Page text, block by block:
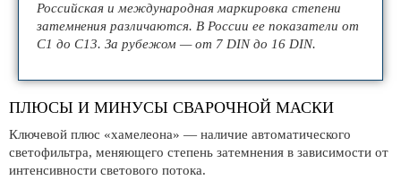
Российская и международная маркировка степени
затемнения различаются. В России ее показатели от
С1 до С13. За рубежом — от 7 DINдо 16 DIN.
ПЛЮСЫ И МИНУСЫ СВАРОЧНОЙ МАСКИ
Ключевой плюс «хамелеона» — наличие автоматического
светофильтра, меняющего степень затемнения в зависимости от
интенсивности светового потока.